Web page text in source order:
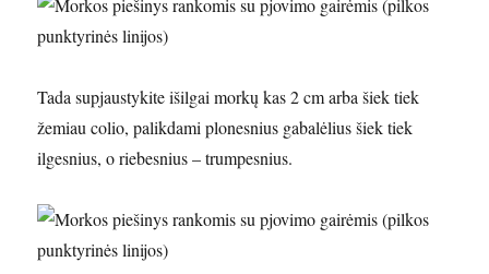
Tada supjaustykite išilgai morkų kas 2 cm arba šiek tiek
žemiau colio, palikdami plonesnius gabalėlius šiek tiek
ilgesnius, o riebesnius – trumpesnius.